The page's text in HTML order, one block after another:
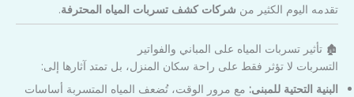
تقدمه اليوم الكثير من شركات كشف تسربات المياه المحترفة.
🏚️ تأثير تسربات المياه على المباني والفواتير
التسربات لا تؤثر فقط على راحة سكان المنزل، بل تمتد آثارها إلى:
البنية التحتية للمبنى: مع مرور الوقت، تُضعف المياه المتسربة أساسات